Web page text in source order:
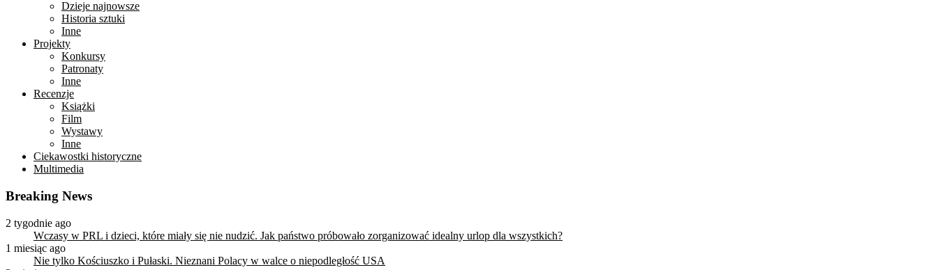
Dzieje najnowsze
Historia sztuki
Inne
Projekty
Konkursy
Patronaty
Inne
Recenzje
Książki
Film
Wystawy
Inne
Ciekawostki historyczne
Multimedia
Breaking News
2 tygodnie ago
Wczasy w PRL i dzieci, które miały się nie nudzić. Jak państwo próbowało zorganizować idealny urlop dla wszystkich?
1 miesiąc ago
Nie tylko Kościuszko i Pułaski. Nieznani Polacy w walce o niepodległość USA